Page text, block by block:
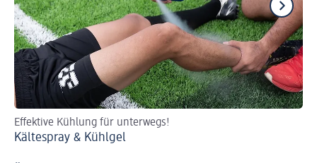
Effektive Kühlung für unterwegs!
Kältespray & Kühlgel